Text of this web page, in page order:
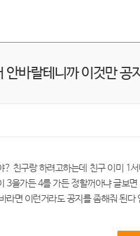
안바랄테니까 이것만 공
? 친구랑 하려고하는데 친구 이미 1
3을가든 4를 가든 정할꺼아냐 글보
라면 이런거라도 공지를 좀해줘 된다